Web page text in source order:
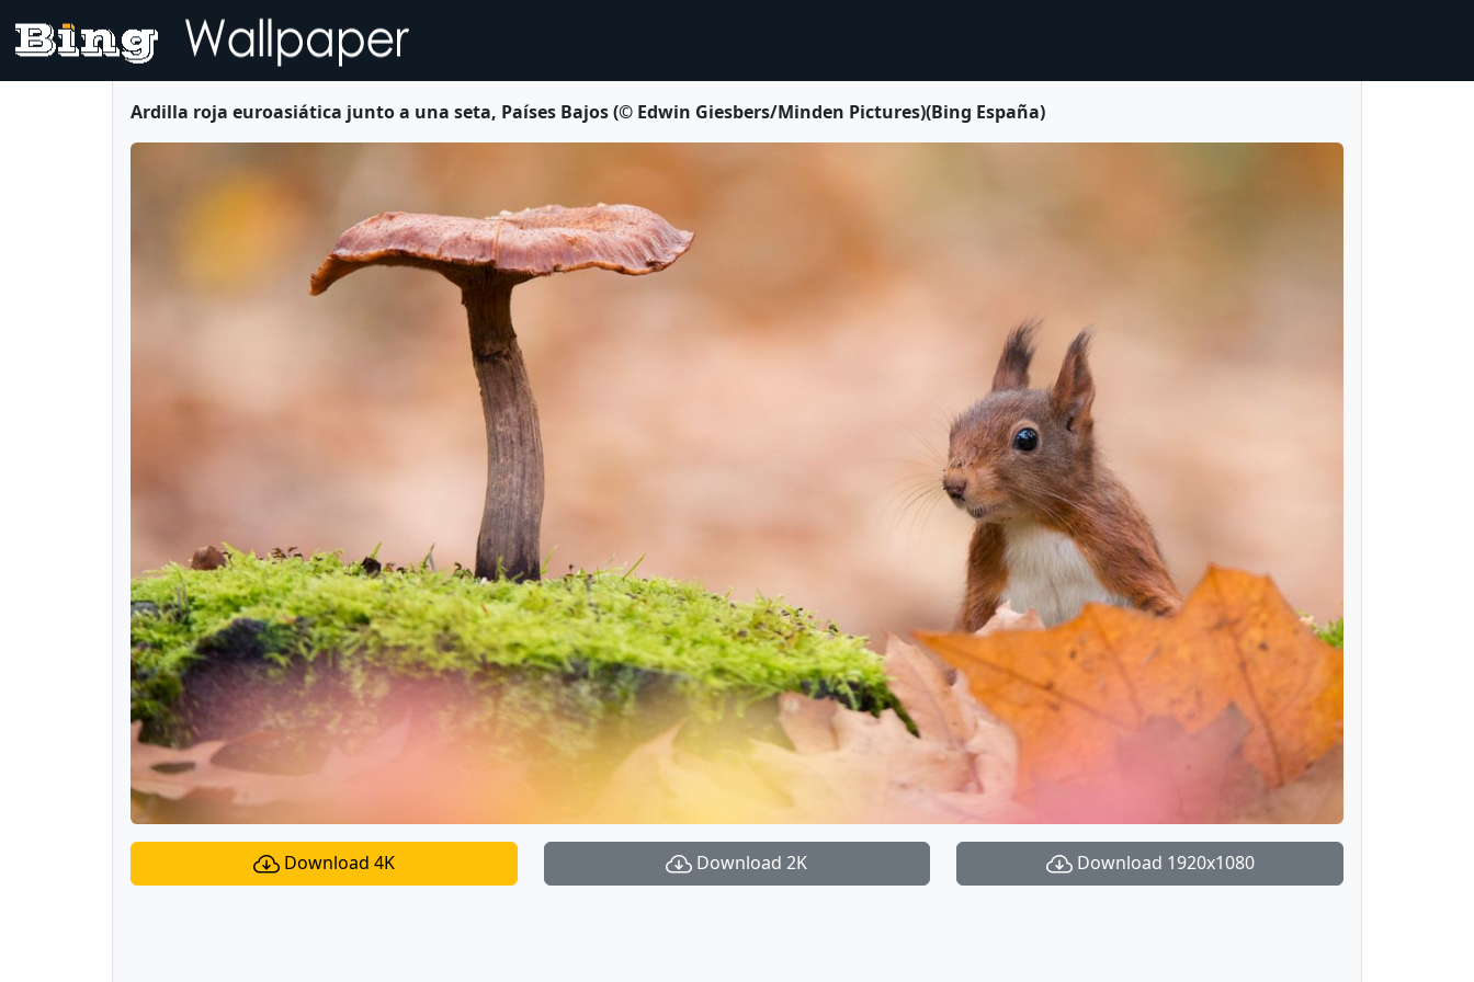
Ardilla roja euroasiática junto a una seta, Países Bajos (© Edwin Giesbers/Minden Pictures)(Bing España)
Download 4K Download 2K Download 1920x1080